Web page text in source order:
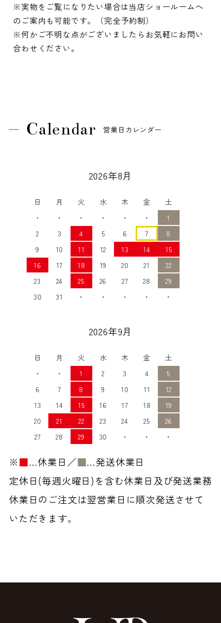
※実物をご覧になりたい場合は当店ショールームへ
のご案内も可能です。（完全予約制）
※何かご不明な点がございましたらお気軽にお問い
合わせください。
Calendar 営業日カレンダー
2026年8月
日 月 火 水 木 金
土
・
・ ・ ・ ・ ・
1
2
3 4 5 6 7
8
9
10 11 12 13 14
15
16
17 18 19 20 21
22
23
24 25 26 27 28
29
30
31 ・ ・ ・ ・ ・
2026年9月
日 月 火 水 木 金
土
・
・ 1 2 3 4
5
6
7 8 9 10 11
12
13
14 15 16 17 18
19
20
21 22 23 24 25
26
27
28 29 30 ・ ・ ・
※■…休業日／■…発送休業日
定休日(毎週火曜日)を含む休業日及び発送業務
休業日のご注文は翌営業日に順次発送させて
いただきます。